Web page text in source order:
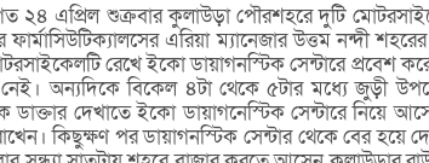
২৪ এপ্রিল শুক্রবার কুলাউড়া পৌরশহরে দুটি
ফার্মাসিউটিক্যালসের এরিয়া ম্যানেজার উত্তম নন্দী
রেখে ইকো ডায়াগনস্টিক সেন্টারে প্রবেশ
অন্যদিকে বিকেল ৪টা থেকে ৫টার মধ্যে জুড়ী
দেখাতে ইকো ডায়াগনেস্টিক সেন্টারে নিয়ে
কিছুক্ষণ পর ডায়াগনস্টিক সেন্টার থেকে বের হয়ে